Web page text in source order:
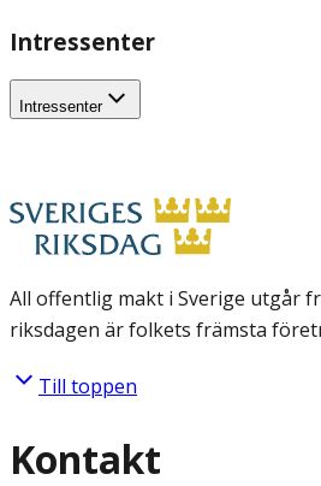
Intressenter
Intressenter
All offentlig makt i Sverige utgår
riksdagen är folkets främsta
Till toppen
Kontakt